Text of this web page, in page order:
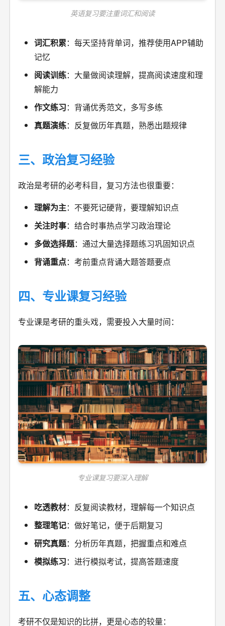
英语复习要注重词汇和阅读
词汇积累：每天坚持背单词，推荐使用APP辅助
记忆
阅读训练：大量做阅读理解，提高阅读速度和理
解能力
作文练习：背诵优秀范文，多写多练
真题演练：反复做历年真题，熟悉出题规律
三、政治复习经验
政治是考研的必考科目，复习方法也很重要：
理解为主：不要死记硬背，要理解知识点
关注时事：结合时事热点学习政治理论
多做选择题：通过大量选择题练习巩固知识点
背诵重点：考前重点背诵大题答题要点
四、专业课复习经验
专业课是考研的重头戏，需要投入大量时间：
专业课复习要深入理解
吃透教材：反复阅读教材，理解每一个知识点
整理笔记：做好笔记，便于后期复习
研究真题：分析历年真题，把握重点和难点
模拟练习：进行模拟考试，提高答题速度
五、心态调整
考研不仅是知识的比拼，更是心态的较量：